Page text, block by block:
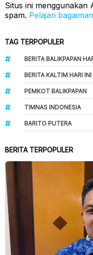
Situs ini menggunakan
spam. Pelajari
TAG TERPOPULER
BERITA BALIKPAPAN
BERITA KALTIM HARI INI
PEMKOT BALIKPAPAN
TIMNAS INDONESIA
BARITO PUTERA
BERITA TERPOPULER